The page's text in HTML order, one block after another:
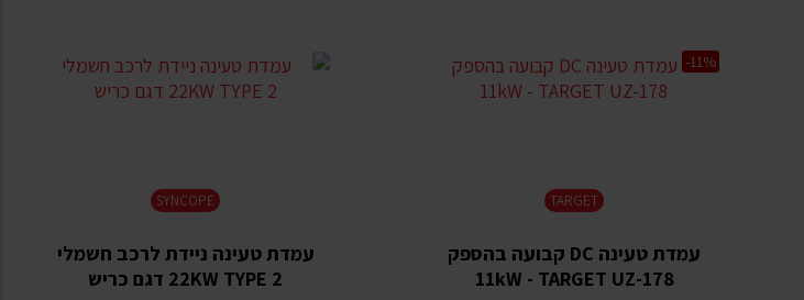
TARGET
עמדת טעינה DC קבועה בהספק
11kW - TARGET UZ-178
-11%
SYNCOPE
עמדת טעינה ניידת לרכב חשמלי
22KW TYPE 2 דגם כריש